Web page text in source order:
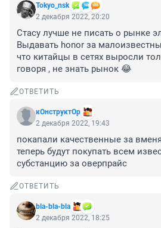
Tokyo_nsk
2 декабря 2022, 20:20
Стасу лучше не писать о рынке
Выдавать honor за
что китайцы в сетях выросли
говоря , не знать рынок 😂
ОТВЕТИТЬ
кОнструктОр
2 декабря 2022, 19:43
покапали качественные за
теперь будут покупать всем
субстанцию за оверпрайс
ОТВЕТИТЬ
bla-bla-bla
2 декабря 2022, 18:25